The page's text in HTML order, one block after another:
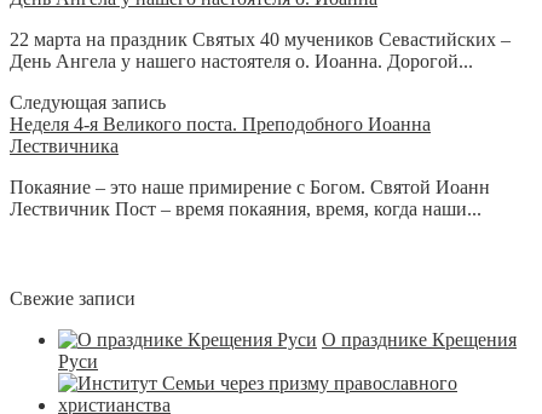
22 марта на праздник Святых 40 мучеников Севастийских –
День Ангела у нашего настоятеля о. Иоанна. Дорогой...
Следующая запись
Неделя 4-я Великого поста. Преподобного Иоанна
Лествичника
Покаяние – это наше примирение с Богом. Святой Иоанн
Лествичник Пост – время покаяния, время, когда наши...
Свежие записи
О празднике Крещения
Руси